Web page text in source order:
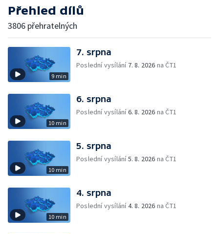
Přehled dílů
3806 přehratelných
9 min
7. srpna
Poslední vysílání 7. 8. 2026 na ČT1
10 min
6. srpna
Poslední vysílání6. 8. 2026 na ČT1
10 min
5. srpna
Poslední vysílání5. 8. 2026 na ČT1
10 min
4. srpna
Poslední vysílání4. 8. 2026 na ČT1